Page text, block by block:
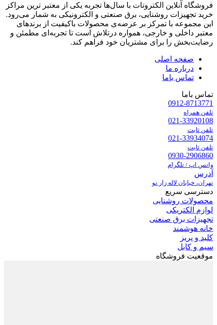
فروشگاه آنلاین الکتروتات با سال‌ها تجربه یکی از معتبر ترین مراکز
خرید تجهیزات روشنایی، برق صنعتی و الکترونیکی به شمار می‌رود.
این مجموعه با تمرکز بر عرضه‌ی محصولات باکیفیت از برندهای
معتبر داخلی و خارجی، همواره درتلاش است تا تجربه‌ای مطمئن و
رضایت‌بخش را برای مشتریان خود فراهم کند.
صفحه اصلی
درباره ما
تماس باما
تماس باما
0912-8713771
تلفن همراه
021-33920108
تلفن ثابت
021-33934074
تلفن ثابت
0930-2906860
واتس اپ / تلگرام
آدرس
تهران، خیابان لاله زار نو
دسترسی سریع
محصولات روشنایی
لوازم الکتریکی
تجهیزات برق صنعتی
خانه هوشمند
کلید و پریز
سیم و کابل
موقعیت فروشگاه